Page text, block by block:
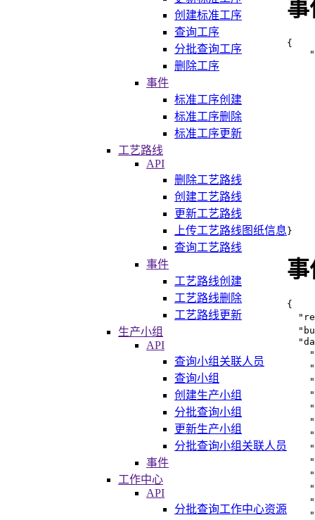
创建标准工序
查询工序
分批查询工序
删除工序
事件
标准工序创建
标准工序删除
标准工序更新
工艺路线
API
删除工艺路线
创建工艺路线
更新工艺路线
上传工艺路线图纸信息
查询工艺路线
事件
工艺路线创建
工艺路线删除
工艺路线更新
生产小组
API
查询小组关联人员
查询小组
创建生产小组
分批查询小组
更新生产小组
分批查询小组关联人员
事件
工作中心
API
分批查询工作中心资源
事
{
}
事
{